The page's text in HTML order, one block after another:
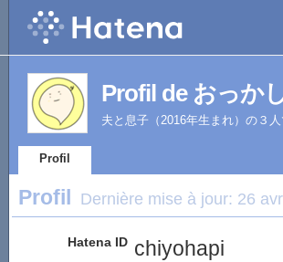
Profil de おっか
夫と息子（2016年生まれ）の３
Profil
Profil Dernière mise à jour: 26
Hatena ID chiyohapi